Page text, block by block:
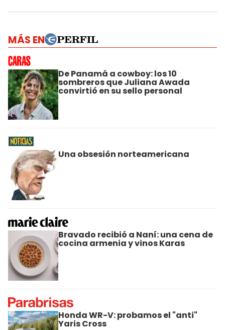
MÁS EN
De Panamá a cowboy: los 10
sombreros que Juliana Awada
convirtió en su sello personal
Una obsesión norteamericana
Bravado recibió a Naní: una cena de
cocina armenia y vinos Karas
Honda WR-V: probamos el "anti"
Yaris Cross